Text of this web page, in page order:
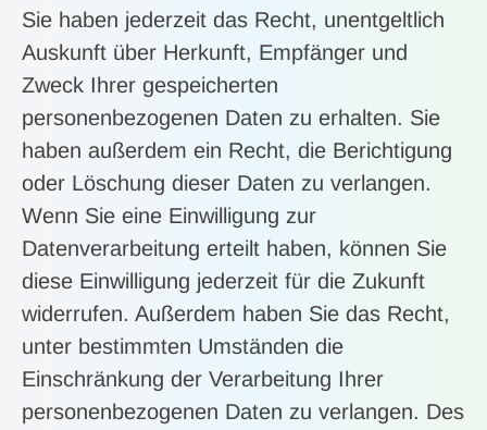
Sie haben jederzeit das Recht, unentgeltlich
Auskunft über Herkunft, Empfänger und
Zweck Ihrer gespeicherten
personenbezogenen Daten zu erhalten. Sie
haben außerdem ein Recht, die Berichtigung
oder Löschung dieser Daten zu verlangen.
Wenn Sie eine Einwilligung zur
Datenverarbeitung erteilt haben, können Sie
diese Einwilligung jederzeit für die Zukunft
widerrufen. Außerdem haben Sie das Recht,
unter bestimmten Umständen die
Einschränkung der Verarbeitung Ihrer
personenbezogenen Daten zu verlangen. Des